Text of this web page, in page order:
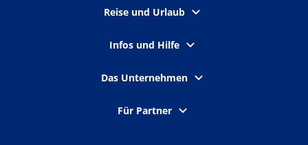
Reise und Urlaub
Infos und Hilfe
Das Unternehmen
Für Partner